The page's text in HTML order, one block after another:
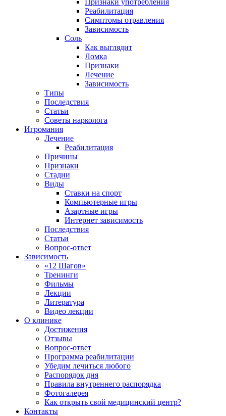
Признаки употребления
Реабилитация
Симптомы отравления
Зависимость
Соль
Как выглядит
Ломка
Признаки
Лечение
Зависимость
Типы
Последствия
Статьи
Советы нарколога
Игромания
Лечение
Реабилитация
Причины
Признаки
Стадии
Виды
Ставки на спорт
Компьютерные игры
Азартные игры
Интернет зависимость
Последствия
Статьи
Вопрос-ответ
Зависимость
«12 Шагов»
Тренинги
Фильмы
Лекции
Литература
Видео лекции
О клинике
Достижения
Отзывы
Вопрос-ответ
Программа реабилитации
Убедим лечиться любого
Распорядок дня
Правила внутреннего распорядка
Фотогалерея
Как открыть свой медицинский центр?
Контакты